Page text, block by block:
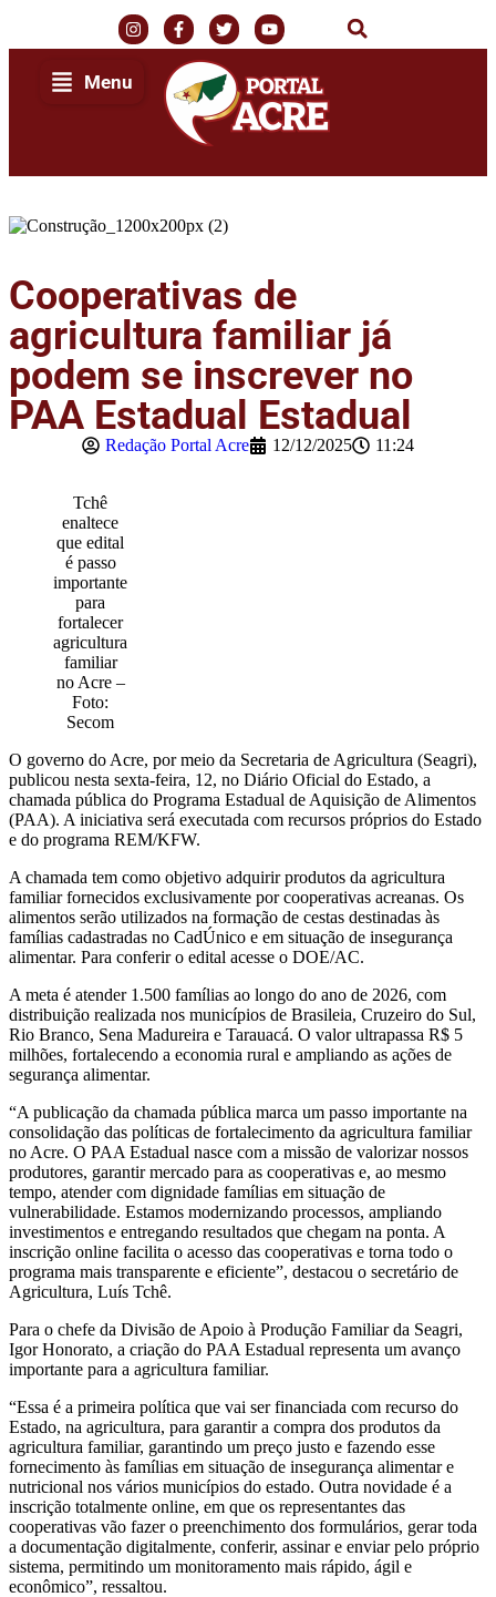
Menu
Agenda Cultural
Política
Economia
Atualidades
Blogs e Colunas
Especiais
Gastronomia
Sobre o Portal Acre
Expediente
Política de
privacidade
Cooperativas de
agricultura familiar já
podem se inscrever no
PAA Estadual Estadual
Redação Portal Acre 12/12/2025 11:24
Tchê
enaltece
que edital
é passo
importante
para
fortalecer
agricultura
familiar
no Acre –
Foto:
Secom
O governo do Acre, por meio da Secretaria de Agricultura (Seagri),
publicou nesta sexta-feira, 12, no Diário Oficial do Estado, a
chamada pública do Programa Estadual de Aquisição de Alimentos
(PAA). A iniciativa será executada com recursos próprios do Estado
e do programa REM/KFW.
A chamada tem como objetivo adquirir produtos da agricultura
familiar fornecidos exclusivamente por cooperativas acreanas. Os
alimentos serão utilizados na formação de cestas destinadas às
famílias cadastradas no CadÚnico e em situação de insegurança
alimentar. Para conferir o edital acesse o DOE/AC.
A meta é atender 1.500 famílias ao longo do ano de 2026, com
distribuição realizada nos municípios de Brasileia, Cruzeiro do Sul,
Rio Branco, Sena Madureira e Tarauacá. O valor ultrapassa R$ 5
milhões, fortalecendo a economia rural e ampliando as ações de
segurança alimentar.
“A publicação da chamada pública marca um passo importante na
consolidação das políticas de fortalecimento da agricultura familiar
no Acre. O PAA Estadual nasce com a missão de valorizar nossos
produtores, garantir mercado para as cooperativas e, ao mesmo
tempo, atender com dignidade famílias em situação de
vulnerabilidade. Estamos modernizando processos, ampliando
investimentos e entregando resultados que chegam na ponta. A
inscrição online facilita o acesso das cooperativas e torna todo o
programa mais transparente e eficiente”, destacou o secretário de
Agricultura, Luís Tchê.
Para o chefe da Divisão de Apoio à Produção Familiar da Seagri,
Igor Honorato, a criação do PAA Estadual representa um avanço
importante para a agricultura familiar.
“Essa é a primeira política que vai ser financiada com recurso do
Estado, na agricultura, para garantir a compra dos produtos da
agricultura familiar, garantindo um preço justo e fazendo esse
fornecimento às famílias em situação de insegurança alimentar e
nutricional nos vários municípios do estado. Outra novidade é a
inscrição totalmente online, em que os representantes das
cooperativas vão fazer o preenchimento dos formulários, gerar toda
a documentação digitalmente, conferir, assinar e enviar pelo próprio
sistema, permitindo um monitoramento mais rápido, ágil e
econômico”, ressaltou.